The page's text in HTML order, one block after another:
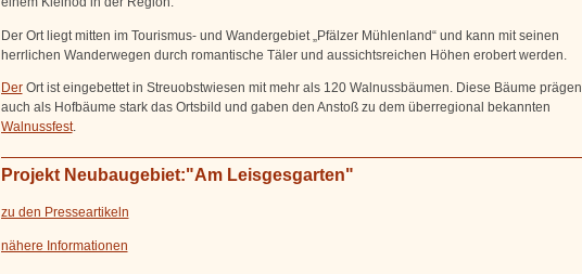
Der Ort liegt mitten im Tourismus- und Wandergebiet „Pfälzer Mühlenland“ und kann mit seinen
herrlichen Wanderwegen durch romantische Täler und aussichtsreichen Höhen erobert werden.
DerOrt ist eingebettet in Streuobstwiesen mit mehr als 120 Walnussbäumen. Diese Bäume prägen
auch als Hofbäume stark das Ortsbild und gaben den Anstoß zu dem überregional bekannten
Walnussfest.
Projekt Neubaugebiet:"Am Leisgesgarten"
zu den Presseartikeln
nähere Informationen